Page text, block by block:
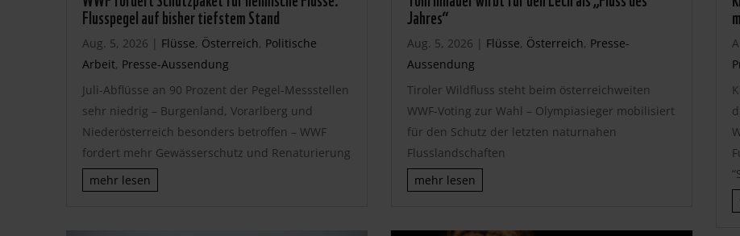
Flusspegel auf bisher tiefstem Stand
Aug. 5, 2026 | Flüsse, Österreich, Politische
Arbeit, Presse-Aussendung
Juli-Abflüsse an 90 Prozent der Pegel-Messstellen
sehr niedrig – Burgenland, Vorarlberg und
Niederösterreich besonders betroffen – WWF
fordert mehr Gewässerschutz und Renaturierung
mehr lesen
Jahres“
Aug. 5, 2026 | Flüsse, Österreich, Presse-
Aussendung
Tiroler Wildfluss steht beim österreichweiten
WWF-Voting zur Wahl – Olympiasieger mobilisiert
für den Schutz der letzten naturnahen
Flusslandschaften
mehr lesen